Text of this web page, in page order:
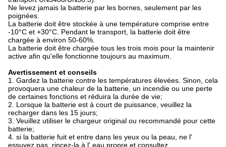
Ne levez jamais la batterie par les bornes, seulement par les
poignées.
La batterie doit être stockée à une température comprise entre
-10°C et +30°C. Pendant le transport, la batterie doit être
chargée à environ 50-60%.
La batterie doit être chargée tous les trois mois pour la maintenir
active afin qu'elle fonctionne toujours au maximum.
Avertissement et conseils
1. Gardez la batterie contre les températures élevées. Sinon, cela
provoquera une chaleur de la batterie, un incendie ou une perte
de certaines fonctions et réduira la durée de vie;
2. Lorsque la batterie est à court de puissance, veuillez la
recharger dans les 15 jours;
3. Veuillez utiliser le chargeur original ou recommandé pour cette
batterie;
4. si la batterie fuit et entre dans les yeux ou la peau, ne l'
essuyez pas, rincez-la à l' eau propre et consultez